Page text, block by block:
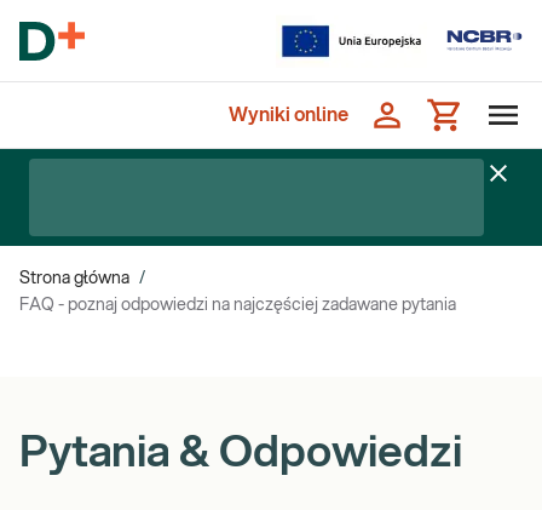
Wyniki online
Strona główna /
FAQ - poznaj odpowiedzi na najczęściej zadawane pytania
Pytania & Odpowiedzi